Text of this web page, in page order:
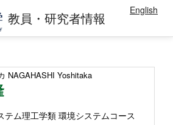
教員・研究者情報 English
NAGAHASHI Yoshitaka
テム理工学類 環境システムコース